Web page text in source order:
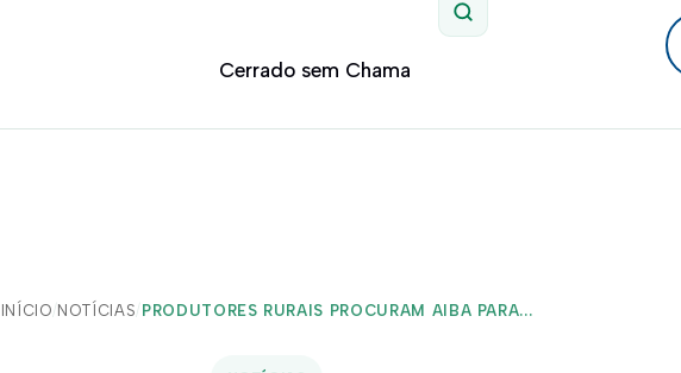
Cerrado sem Chama
Pesquisar
INÍCIO/ NOTÍCIAS/ PRODUTORES RURAIS PROCURAM AIBA PARA...